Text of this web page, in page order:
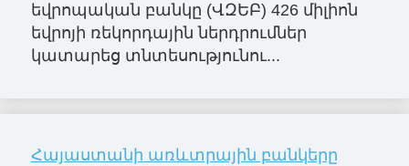
եվրոպական բանկը (ՎԶԵԲ) 426 միլիոն
եվրոյի ռեկորդային ներդրումներ
կատարեց տնտեսությունու...
Հայաստանի առևտրային բանկերը